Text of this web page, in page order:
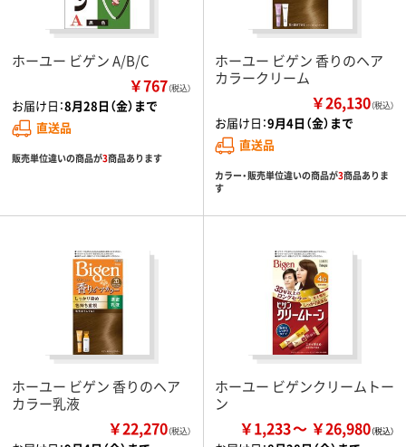
ホーユー ビゲン A/B/C
￥767（税込）
お届け日：8月28日（金）まで
直送品
販売単位違いの商品が3商品あります
ホーユー ビゲン 香りのヘア
カラークリーム
￥26,130（税込）
お届け日：9月4日（金）まで
直送品
カラー・販売単位違いの商品が3商品ありま
す
ホーユー ビゲン 香りのヘア
カラー乳液
￥22,270（税込）
ホーユー ビゲンクリームトー
ン
￥1,233 ￥26,980